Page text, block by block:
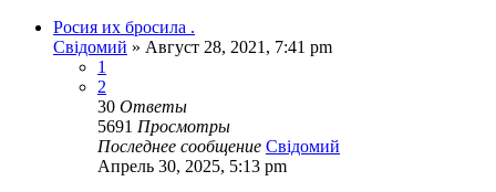
Росия их бросила .
Свідомий » Август 28, 2021, 7:41 pm
1
2
30 Ответы
5691 Просмотры
Последнее сообщение Свідомий
Апрель 30, 2025, 5:13 pm